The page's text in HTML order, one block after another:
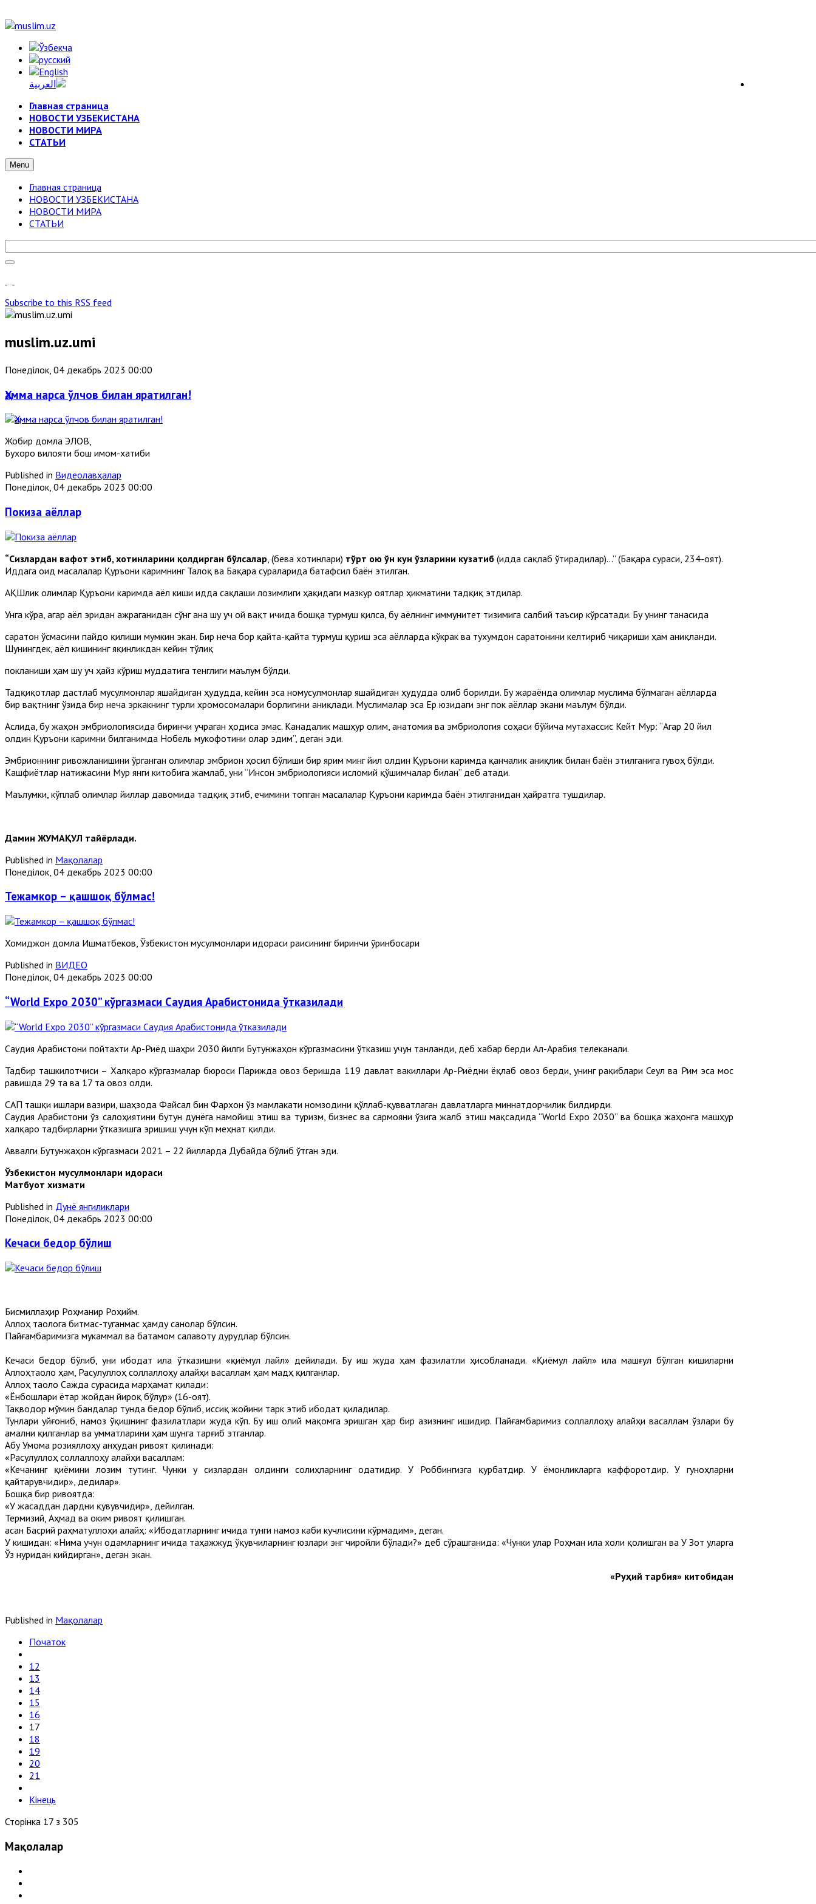
Главная страница
НОВОСТИ УЗБЕКИСТАНА
НОВОСТИ МИРА
СТАТЬИ
Menu
Главная страница
НОВОСТИ УЗБЕКИСТАНА
НОВОСТИ МИРА
СТАТЬИ
Subscribe to this RSS feed
muslim.uz.umi
Понеділок, 04 декабрь 2023 00:00
Ҳамма нарса ўлчов билан яратилган!
Жобир домла ЭЛОВ,
Бухоро вилояти бош имом-хатиби
Published in Видеолавҳалар
Понеділок, 04 декабрь 2023 00:00
Покиза аёллар
“Сизлардан вафот этиб, хотинларини қолдирган бўлсалар , (бева хотинлари) тўрт ою ўн кун ўзларини кузатиб (идда сақлаб ўтирадилар)...” (Бақара сураси, 234-оят).
Иддага оид масалалар Қуръони каримнинг Талоқ ва Бақара сураларида батафсил баён этилган.
АҚШлик олимлар Қуръони каримда аёл киши идда сақлаши лозимлиги ҳақидаги мазкур оятлар ҳикматини тадқиқ этдилар.
Унга кўра, агар аёл эридан ажраганидан сўнг ана шу уч ой вақт ичида бошқа турмуш қилса, бу аёлнинг иммунитет тизимига салбий таъсир кўрсатади. Бу унинг танасида
саратон ўсмасини пайдо қилиши мумкин экан. Бир неча бор қайта-қайта турмуш қуриш эса аёлларда кўкрак ва тухумдон саратонини келтириб чиқариши ҳам аниқланди.
Шунингдек, аёл кишининг яқинликдан кейин тўлиқ
покланиши ҳам шу уч ҳайз кўриш муддатига тенглиги маълум бўлди.
Тадқиқотлар дастлаб мусулмонлар яшайдиган ҳудудда, кейин эса номусулмонлар яшайдиган ҳудудда олиб борилди. Бу жараёнда олимлар муслима бўлмаган аёлларда
бир вақтнинг ўзида бир неча эркакнинг турли хромосомалари борлигини аниқлади. Муслималар эса Ер юзидаги энг пок аёллар экани маълум бўлди.
Аслида, бу жаҳон эмбриологиясида биринчи учраган ҳодиса эмас. Канадалик машҳур олим, анатомия ва эмбриология соҳаси бўйича мутахассис Кейт Мур: “Агар 20 йил
олдин Қуръони каримни билганимда Нобель мукофотини олар эдим”, деган эди.
Эмбрионнинг ривожланишини ўрганган олимлар эмбрион ҳосил бўлиши бир ярим минг йил олдин Қуръони каримда қанчалик аниқлик билан баён этилганига гувоҳ бўлди.
Кашфиётлар натижасини Мур янги китобига жамлаб, уни “Инсон эмбриологияси исломий қўшимчалар билан” деб атади.
Маълумки, кўплаб олимлар йиллар давомида тадқиқ этиб, ечимини топган масалалар Қуръони каримда баён этилганидан ҳайратга тушдилар.
Дамин ЖУМАҚУЛ тайёрлади.
Published in Мақолалар
Понеділок, 04 декабрь 2023 00:00
Тежамкор – қашшоқ бўлмас!
Хомиджон домла Ишматбеков, Ўзбекистон мусулмонлари идораси раисининг биринчи ўринбосари
Published in ВИДЕО
Понеділок, 04 декабрь 2023 00:00
“World Expo 2030” кўргазмаси Саудия Арабистонида ўтказилади
Саудия Aрабистони пойтахти Aр-Риёд шаҳри 2030 йилги Бутунжаҳон кўргазмасини ўтказиш учун танланди, деб хабар берди Aл-Aрабия телеканали.
Тадбир ташкилотчиси – Халқаро кўргазмалар бюроси Парижда овоз беришда 119 давлат вакиллари Aр-Риёдни ёқлаб овоз берди, унинг рақиблари Сеул ва Рим эса мос
равишда 29 та ва 17 та овоз олди.
САП ташқи ишлари вазири, шаҳзода Файсал бин Фархон ўз мамлакати номзодини қўллаб-қувватлаган давлатларга миннатдорчилик билдирди.
Саудия Aрабистони ўз салоҳиятини бутун дунёга намойиш этиш ва туризм, бизнес ва сармояни ўзига жалб этиш мақсадида “World Expo 2030” ва бошқа жаҳонга машҳур
халқаро тадбирларни ўтказишга эришиш учун кўп меҳнат қилди.
Aввалги Бутунжаҳон кўргазмаси 2021 – 22 йилларда Дубайда бўлиб ўтган эди.
Ўзбекистон мусулмонлари идораси
Матбуот хизмати
Published in Дунё янгиликлари
Понеділок, 04 декабрь 2023 00:00
Кечаси бедор бўлиш
Бисмиллаҳир Роҳманир Роҳийм.
Аллоҳ таолога битмас-туганмас ҳамду санолар бўлсин.
Пайғамбаримизга мукаммал ва батамом салавоту дурудлар бўлсин.
Кечаси бедор бўлиб, уни ибодат ила ўтказишни «қиёмул лайл» дейилади. Бу иш жуда ҳам фазилатли ҳисобланади. «Қиёмул лайл» ила машғул бўлган кишиларни
Аллоҳтаоло ҳам, Расулуллоҳ соллаллоҳу алайҳи васаллам ҳам мадҳ қилганлар.
Аллоҳ таоло Сажда сурасида марҳамат қилади:
«Ёнбошлари ётар жойдан йироқ бўлур» (16-оят).
Тақводор мўмин бандалар тунда бедор бўлиб, иссиқ жойини тарк этиб ибодат қиладилар.
Тунлари уйғониб, намоз ўқишнинг фазилатлари жуда кўп. Бу иш олий мақомга эришган ҳар бир азизнинг ишидир. Пайғамбаримиз соллаллоҳу алайҳи васаллам ўзлари бу
амални қилганлар ва умматларини ҳам шунга тарғиб этганлар.
Абу Умома розияллоҳу анҳудан ривоят қилинади:
«Расулуллоҳ соллаллоҳу алайҳи васаллам:
«Кечанинг қиёмини лозим тутинг. Чунки у сизлардан олдинги солиҳларнинг одатидир. У Роббингизга қурбатдир. У ёмонликларга каффоротдир. У гуноҳларни
қайтарувчидир», дедилар».
Бошқа бир ривоятда:
«У жасаддан дардни қувувчидир», дейилган.
Термизий, Аҳмад ва Ҳоким ривоят қилишган.
Ҳасан Басрий раҳматуллоҳи алайҳ: «Ибодатларнинг ичида тунги намоз каби кучлисини кўрмадим», деган.
У кишидан: «Нима учун одамларнинг ичида таҳажжуд ўқувчиларнинг юзлари энг чиройли бўлади?» деб сўрашганида: «Чунки улар Роҳман ила холи қолишган ва У Зот уларга
Ўз нуридан кийдирган», деган экан.
«Руҳий тарбия» китобидан
Published in Мақолалар
Початок
12
13
14
15
16
17
18
19
20
21
Кінець
Сторінка 17 з 305
Мақолалар